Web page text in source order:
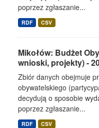
poprzez zgłaszanie...
RDF CSV
Mikołów: Budżet
wnioski, projekty) -
Zbiór danych obejmuje
obywatelskiego
decydują o sposobie
poprzez zgłaszanie...
RDF CSV